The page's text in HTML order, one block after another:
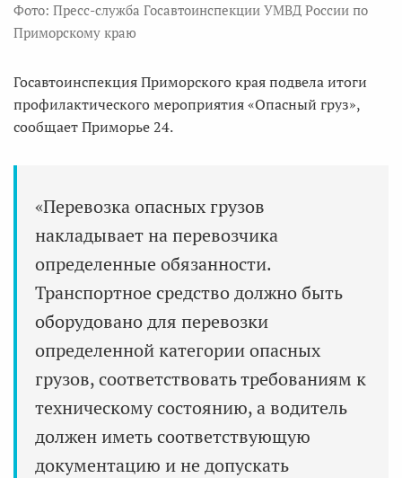
Фото: Пресс-служба Госавтоинспекции УМВД России по
Приморскому краю
Госавтоинспекция Приморского края подвела итоги
профилактического мероприятия «Опасный груз»,
сообщает Приморье 24.
«Перевозка опасных грузов
накладывает на перевозчика
определенные обязанности.
Транспортное средство должно быть
оборудовано для перевозки
определенной категории опасных
грузов, соответствовать требованиям к
техническому состоянию, а водитель
должен иметь соответствующую
документацию и не допускать